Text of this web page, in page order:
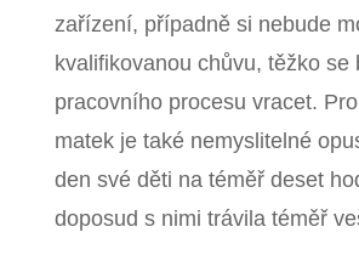
zařízení, případně si nebude
kvalifikovanou chůvu, těžko se
pracovního procesu vracet.
matek je také nemyslitelné
den své děti na téměř deset
doposud s nimi trávila téměř